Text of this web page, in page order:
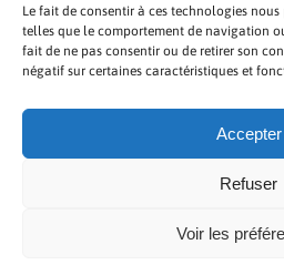
Le fait de consentir à ces technologies
telles que le comportement de navigation
fait de ne pas consentir ou de retirer son
négatif sur certaines caractéristiques et
Accepter
Refuser
Voir les
PRÉSENTATION
Copyright © 2023 TOUT